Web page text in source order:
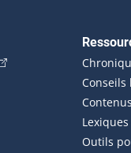
hyperlien externe
Outils